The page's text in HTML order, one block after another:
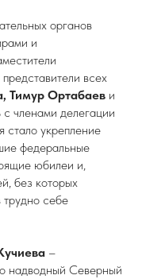
органов
и
всех
Тимур Ортабаев и
с членами делегации
укрепление
федеральные
юбилеи и,
без которых
трудно себе
–
надводный Северный